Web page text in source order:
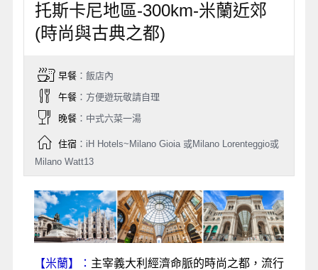
托斯卡尼地區-300km-米蘭近郊
(時尚與古典之都)
早餐：飯店內
午餐：方便遊玩敬請自理
晚餐：中式六菜一湯
住宿：iH Hotels~Milano Gioia 或Milano Lorenteggio或
Milano Watt13
【米蘭】： 主宰義大利經濟命脈的時尚之都，流行